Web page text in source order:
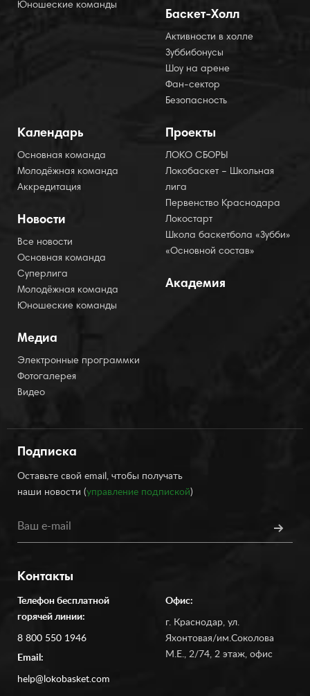
Юношеские команды
Баскет-Холл
Активности в холле
Зуббибонусы
Шоу на арене
Фан-сектор
Безопасность
Календарь
Основная команда
Молодёжная команда
Аккредитация
Новости
Все новости
Основная команда
Суперлига
Молодёжная команда
Юношеские команды
Медиа
Электронные программки
Фотогалерея
Видео
Проекты
ЛОКО СБОРЫ
Локобаскет – Школьная
лига
Первенство Краснодара
Локостарт
Школа баскетбола «Зубби»
«Основной состав»
Академия
Подписка
Оставьте свой email, чтобы получать
наши новости (управление подпиской)
Контакты
Телефон бесплатной
горячей линии:
8 800 550 1946
Email:
help@lokobasket.com
Офис:
г. Краснодар, ул.
Яхонтовая/им.Соколова
М.Е., 2/74, 2 этаж, офис